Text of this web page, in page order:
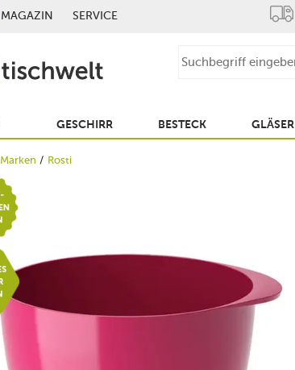
MAGAZIN SERVICE
GESCHIRR BESTECK GLÄSER
Marken Rosti